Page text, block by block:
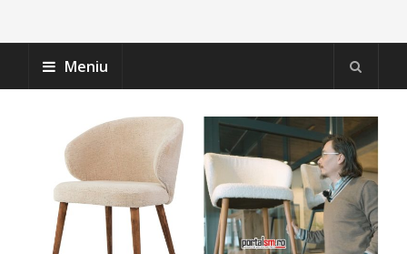
Meniu